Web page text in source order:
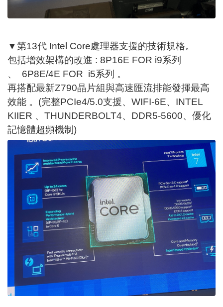
▼第13代 Intel Core處理器支援的技術規格。
包括增效架構的改進 : 8P16E FOR i9系列
、 6P8E/4E FOR i5系列 。
再搭配最新Z790晶片組與高速匯流排能發揮最高
效能 。(完整PCIe4/5.0支援、WIFI-6E、INTEL
KIIER 、THUNDERBOLT4、DDR5-5600、優化
記憶體超頻機制)